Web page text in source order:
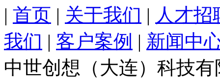
| 首页 | 关于我们 | 人才招
我们 | 客户案例 | 新闻中
中世创想（大连）科技